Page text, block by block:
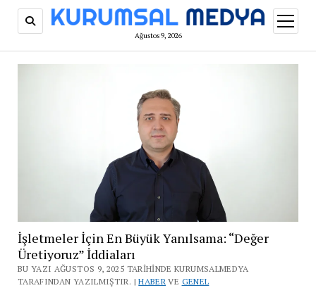
Ağustos 9, 2026
aç
İşletmeler İçin En Büyük Yanılsama: “Değer
Üretiyoruz” İddiaları
BU YAZI AĞUSTOS 9, 2025 TARIHINDE KURUMSALMEDYA
TARAFINDAN YAZILMIŞTIR. |HABER VE GENEL